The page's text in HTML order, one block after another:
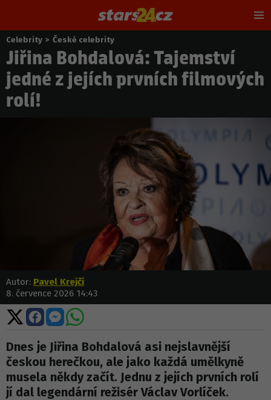
Nacházíte
se
zde:
Celebrity > České celebrity
Jiřina Bohdalová: Tajemství
jedné z jejích prvních filmových
rolí!
Autor: Pavel Krejčí
8. července 2026 14:43
Sdílet
na
X
Sdílet
na
Facebooku
Sdílet
na
Messengeru
Sdílet
WhatsApp
Dnes je Jiřina Bohdalová asi nejslavnější
českou herečkou, ale jako každá umělkyně
musela někdy začít. Jednu z jejích prvních rolí
jí dal legendární režisér Václav Vorlíček.